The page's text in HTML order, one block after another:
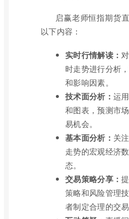
启赢老师恒指期货
以下内容：
实时行情解读：
时走势进行分析
和影响因素。
技术面分析： 运
和图表，预测市
易机会。
基本面分析： 关
走势的宏观经济
态。
交易策略分享：
策略和风险管理
者制定合理的交易